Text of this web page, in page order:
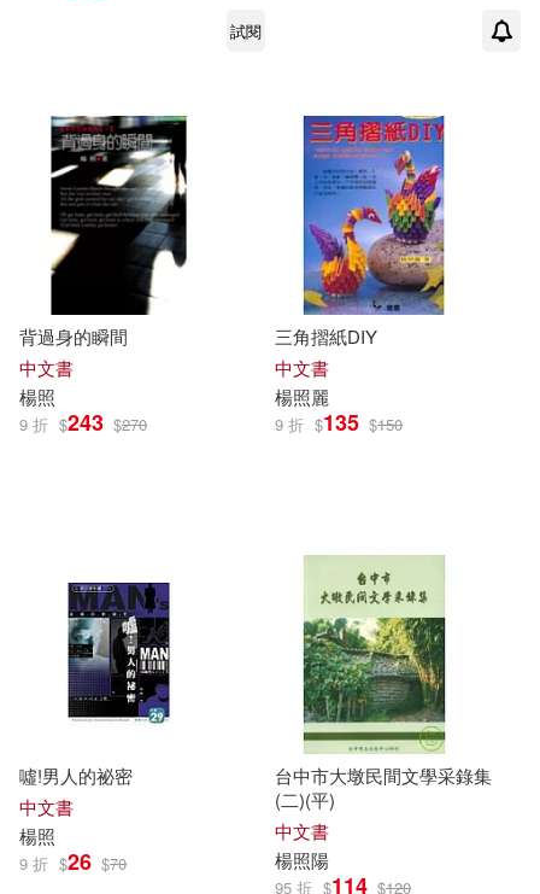
試閱
背過身的瞬間
中文書
楊照
9 折 $243 $270
三角摺紙DIY
中文書
楊照麗
9 折 $135 $150
噓!男人的祕密
中文書
楊照
9 折 $26 $70
台中市大墩民間文學采錄集
(二)(平)
中文書
楊照陽
95 折 $114 $120